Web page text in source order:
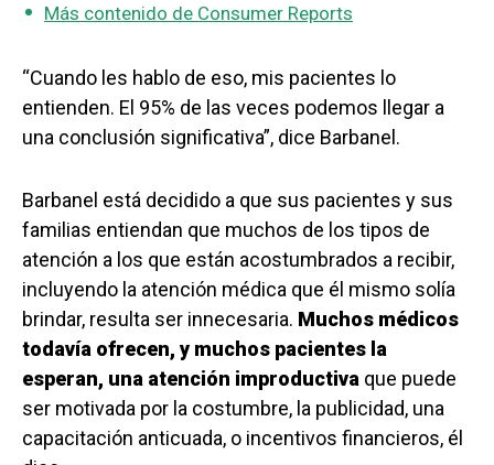
Más contenido de Consumer Reports
“Cuando les hablo de eso, mis pacientes lo
entienden. El 95% de las veces podemos llegar a
una conclusión significativa”, dice Barbanel.
Barbanel está decidido a que sus pacientes y sus
familias entiendan que muchos de los tipos de
atención a los que están acostumbrados a recibir,
incluyendo la atención médica que él mismo solía
brindar, resulta ser innecesaria. Muchos médicos
todavía ofrecen, y muchos pacientes la
esperan, una atención improductiva que puede
ser motivada por la costumbre, la publicidad, una
capacitación anticuada, o incentivos financieros, él